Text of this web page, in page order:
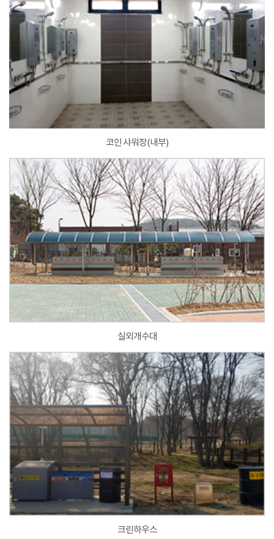
코인 샤워장(내부)
실외개수대
크린하우스